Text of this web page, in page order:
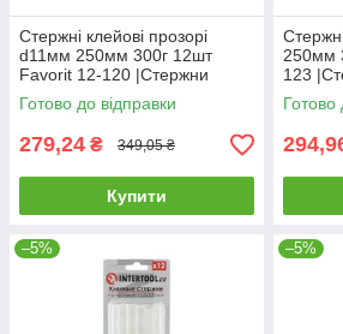
Стержні клейові прозорі
d11мм 250мм 300г 12шт
Favorit 12-120 |Стержни
клеевые прозрачные d11мм
250мм 300г 12шт Favorit
Готово до відправки
279,24 ₴ 349,05 ₴
Купити
250мм
123
12шт
Готово
–5% –5%